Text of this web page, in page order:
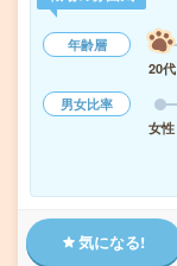
年齢層
20代
男女比率
女性
気になる!